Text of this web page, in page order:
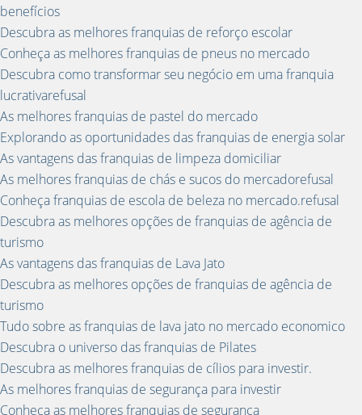
benefícios
Descubra as melhores franquias de reforço escolar
Conheça as melhores franquias de pneus no mercado
Descubra como transformar seu negócio em uma franquia
lucrativarefusal
As melhores franquias de pastel do mercado
Explorando as oportunidades das franquias de energia solar
As vantagens das franquias de limpeza domiciliar
As melhores franquias de chás e sucos do mercadorefusal
Conheça franquias de escola de beleza no mercado.refusal
Descubra as melhores opções de franquias de agência de
turismo
As vantagens das franquias de Lava Jato
Descubra as melhores opções de franquias de agência de
turismo
Tudo sobre as franquias de lava jato no mercado economico
Descubra o universo das franquias de Pilates
Descubra as melhores franquias de cílios para investir.
As melhores franquias de segurança para investir
Conheça as melhores franquias de segurança